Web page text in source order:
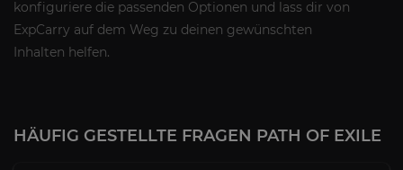
konfiguriere die passenden Optionen und lass dir von
ExpCarry auf dem Weg zu deinen gewünschten
Inhalten helfen.
HÄUFIG GESTELLTE FRAGEN PATH OF EXILE